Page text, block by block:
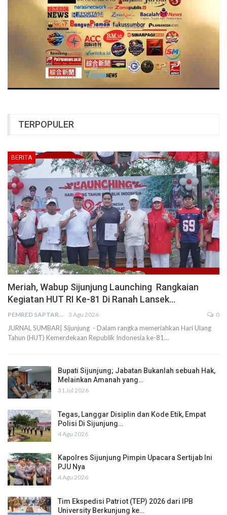
TERPOPULER
BERITA
Meriah, Wabup Sijunjung Launching Rangkaian
Kegiatan HUT RI Ke-81 Di Ranah Lansek…
PEMRED SAPTARIUS 3 Agu 2026 0
JURNAL SUMBAR| Sijunjung - Dalam rangka memeriahkan Hari Ulang
Tahun (HUT) Kemerdekaan Republik Indonesia ke-81…
Bupati Sijunjung; Jabatan Bukanlah sebuah Hak,
Melainkan Amanah yang…
31 Jul 2026
Tegas, Langgar Disiplin dan Kode Etik, Empat
Polisi Di Sijunjung…
4 Agu 2026
Kapolres Sijunjung Pimpin Upacara Sertijab Ini
PJU Nya
4 Agu 2026
Tim Ekspedisi Patriot (TEP) 2026 dari IPB
University Berkunjung ke…